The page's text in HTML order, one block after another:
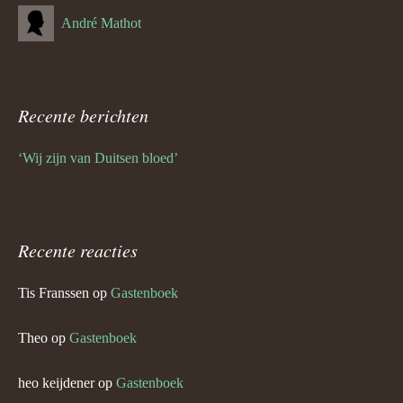
André Mathot
Recente berichten
‘Wij zijn van Duitsen bloed’
Recente reacties
Tis Franssen op Gastenboek
Theo op Gastenboek
heo keijdenerop Gastenboek